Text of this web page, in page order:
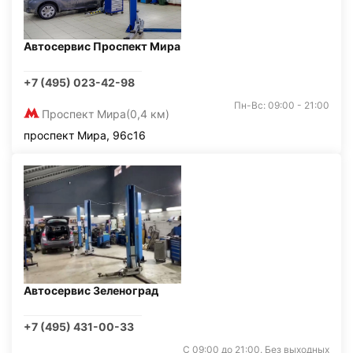
Автосервис Проспект Мира
+7 (495) 023-42-98
Проспект Мира(0,4 км)
Пн-Вс: 09:00 - 21:00
проспект Мира, 96с16
Автосервис Зеленоград
+7 (495) 431-00-33
С 09:00 до 21:00. Без выходных